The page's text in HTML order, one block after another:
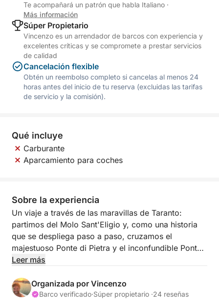
Te acompañará un patrón que habla Italiano ·
Más información
Súper Propietario
Vincenzo es un arrendador de barcos con experiencia y
excelentes críticas y se compromete a prestar servicios
de calidad
Cancelación flexible
Obtén un reembolso completo si cancelas al menos 24
horas antes del inicio de tu reserva (excluidas las tarifas
de servicio y la comisión).
Qué incluye
Carburante
Aparcamiento para coches
Sobre la experiencia
Un viaje a través de las maravillas de Taranto:
partimos del Molo Sant'Eligio y, como una historia
que se despliega paso a paso, cruzamos el
majestuoso Ponte di Pietra y el inconfundible Ponte
Girevole, símbolos de la ciudad de los dos mares.
acompaña con curiosidad y pasión, desvelando
secretos de historia, cultura y biodiversidad que
Leer más
Organizada por Vincenzo
Barco verificado·Súper propietario ·24 reseñas